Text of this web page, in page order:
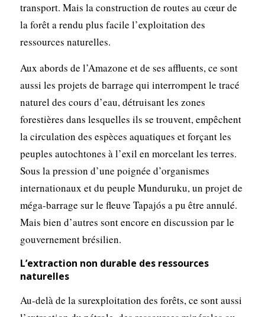
transport. Mais la construction de routes au cœur de
la forêt a rendu plus facile l’exploitation des
ressources naturelles.
Aux abords de l’Amazone et de ses affluents, ce sont
aussi les projets de barrage qui interrompent le tracé
naturel des cours d’eau, détruisant les zones
forestières dans lesquelles ils se trouvent, empêchent
la circulation des espèces aquatiques et forçant les
peuples autochtones à l’exil en morcelant les terres.
Sous la pression d’une poignée d’organismes
internationaux et du peuple Munduruku, un projet de
méga-barrage sur le fleuve Tapajós a pu être annulé.
Mais bien d’autres sont encore en discussion par le
gouvernement brésilien.
L’extraction non durable des ressources
naturelles
Au-delà de la surexploitation des forêts, ce sont aussi